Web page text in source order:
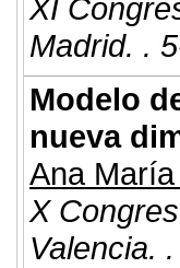
XI
Madrid. .
Modelo
nueva
Ana
X
Valencia.